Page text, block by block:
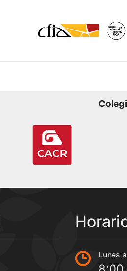
Lunes